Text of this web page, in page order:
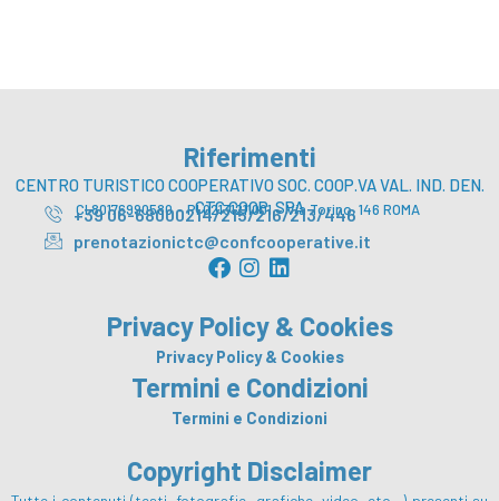
Riferimenti
CENTRO TURISTICO COOPERATIVO SOC. COOP.VA VAL. IND. DEN.
CTC COOP. SPA
CI 80176990580 – PI 02131211001 – Via Torino, 146 ROMA
+39 06-68000214/215/216/213/446
prenotazionictc@confcooperative.it
F
a
e
b
o
o
k
I
t
a
g
r
a
L
k
e
d
i
n
Privacy Policy & Cookies
Privacy Policy & Cookies
Termini e Condizioni
Termini e Condizioni
Copyright Disclaimer